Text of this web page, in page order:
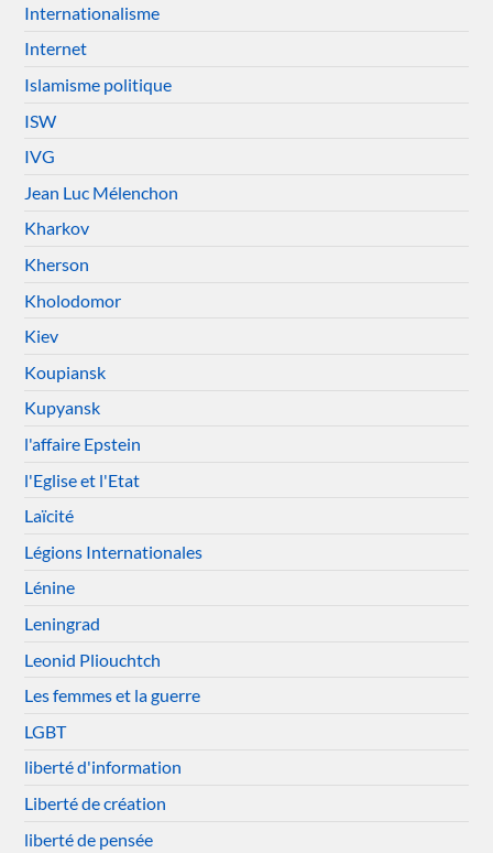
Internationalisme
Internet
Islamisme politique
ISW
IVG
Jean Luc Mélenchon
Kharkov
Kherson
Kholodomor
Kiev
Koupiansk
Kupyansk
l'affaire Epstein
l'Eglise et l'Etat
Laïcité
Légions Internationales
Lénine
Leningrad
Leonid Pliouchtch
Les femmes et la guerre
LGBT
liberté d'information
Liberté de création
liberté de pensée